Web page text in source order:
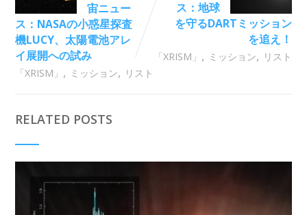
宙ニュー
ス：NASAの小惑星探査
機LUCY、太陽電池アレ
イ展開への試み
「XRISM」 , ミッション, リスト
ス：地球
を守るDARTミッション
を追え！
「XRISM」 , ミッション, リスト
RELATED POSTS